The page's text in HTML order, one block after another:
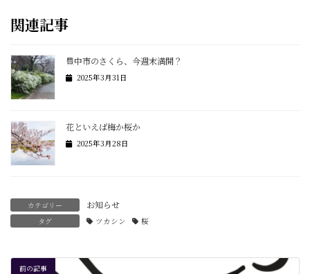
関連記事
豊中市のさくら、今週末満開？
2025年3月31日
花といえば梅か桜か
2025年3月28日
カテゴリー お知らせ
タグ ツカシン 桜
前の記事